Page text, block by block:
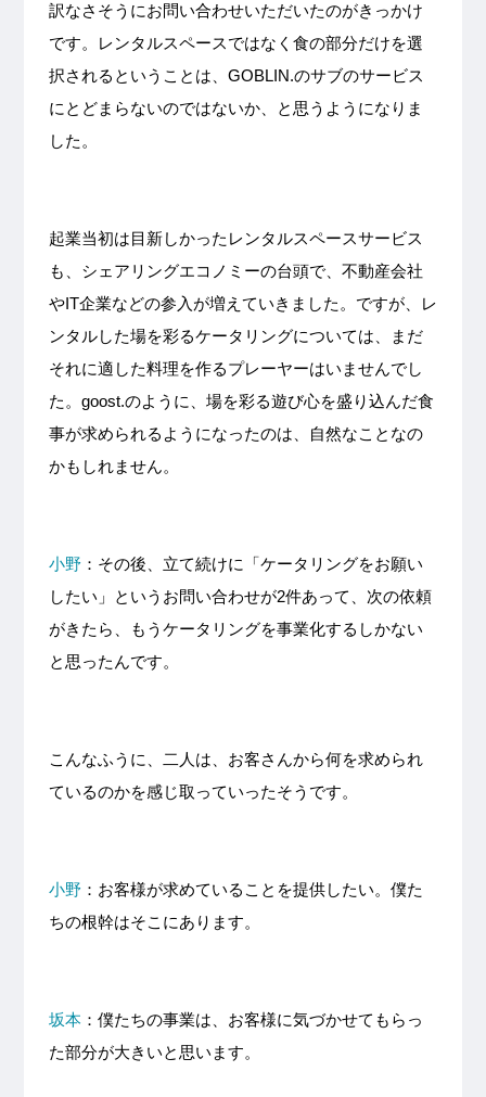
訳なさそうにお問い合わせいただいたのがきっかけ
です。レンタルスペースではなく食の部分だけを選
択されるということは、GOBLIN.のサブのサービス
にとどまらないのではないか、と思うようになりま
した。
起業当初は目新しかったレンタルスペースサービス
も、シェアリングエコノミーの台頭で、不動産会社
やIT企業などの参入が増えていきました。ですが、レ
ンタルした場を彩るケータリングについては、まだ
それに適した料理を作るプレーヤーはいませんでし
た。goost.のように、場を彩る遊び心を盛り込んだ食
事が求められるようになったのは、自然なことなの
かもしれません。
小野：その後、立て続けに「ケータリングをお願い
したい」というお問い合わせが2件あって、次の依頼
がきたら、もうケータリングを事業化するしかない
と思ったんです。
こんなふうに、二人は、お客さんから何を求められ
ているのかを感じ取っていったそうです。
小野：お客様が求めていることを提供したい。僕た
ちの根幹はそこにあります。
坂本：僕たちの事業は、お客様に気づかせてもらっ
た部分が大きいと思います。